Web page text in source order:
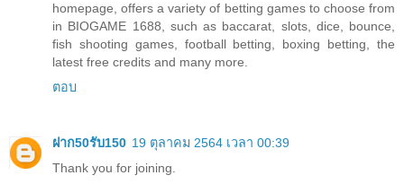
homepage, offers a variety of betting games to choose from
in BIOGAME 1688, such as baccarat, slots, dice, bounce,
fish shooting games, football betting, boxing betting, the
latest free credits and many more.
ตอบ
ฝาก50รับ150 19 ตุลาคม 2564 เวลา 00:39
Thank you for joining.